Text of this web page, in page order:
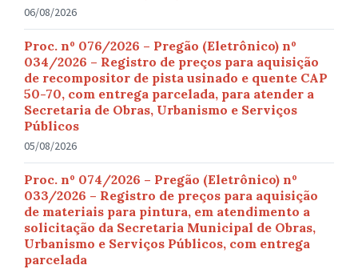
06/08/2026
Proc. nº 076/2026 – Pregão (Eletrônico) nº
034/2026 – Registro de preços para aquisição
de recompositor de pista usinado e quente CAP
50-70, com entrega parcelada, para atender a
Secretaria de Obras, Urbanismo e Serviços
Públicos
05/08/2026
Proc. nº 074/2026 – Pregão (Eletrônico) nº
033/2026 – Registro de preços para aquisição
de materiais para pintura, em atendimento a
solicitação da Secretaria Municipal de Obras,
Urbanismo e Serviços Públicos, com entrega
parcelada